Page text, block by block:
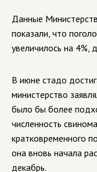
Данные
показали, что
увеличилось на 4%,
В июне стадо
министерство
было бы более
численность
кратковременного
она вновь начала
декабрь.